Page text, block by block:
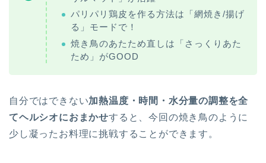
パリパリ鶏皮を作る方法は「網焼き/揚げ
る」モードで！
焼き鳥のあたため直しは「さっくりあた
ため」がGOOD
自分ではできない加熱温度・時間・水分量の調整を全
てヘルシオにおまかせすると、今回の焼き鳥のように
少し凝ったお料理に挑戦することができます。